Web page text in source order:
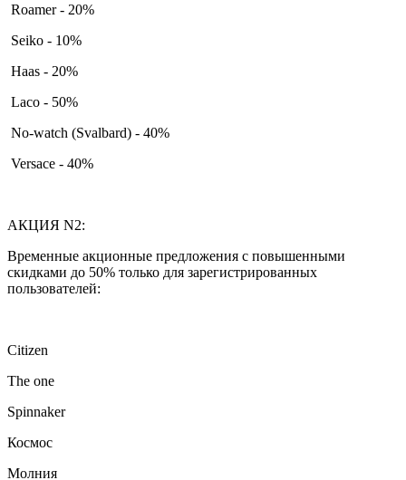
Roamer - 20%
Seiko - 10%
Haas - 20%
Laco - 50%
No-watch (Svalbard) - 40%
Versace - 40%
АКЦИЯ N2:
Временные акционные предложения с повышенными
скидками до 50% только для зарегистрированных
пользователей:
Citizen
The one
Spinnaker
Космос
Молния